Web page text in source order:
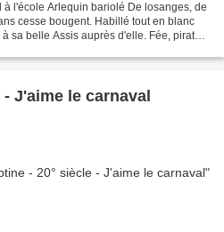
l'école Arlequin bariolé De losanges, de
cesse bougent. Habillé tout en blanc
sa belle Assis auprès d'elle. Fée, pirate
J'aime le carnaval